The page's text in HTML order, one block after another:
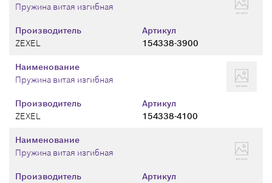
Производитель
ZEXEL
Артикул
154338-3900
Пружина витая изгибная
Производитель
ZEXEL
Артикул
154338-4100
Наименование
Пружина витая изгибная
Производитель
Артикул
Наименование
Пружина витая изгибная